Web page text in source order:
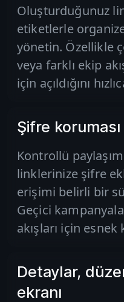
Oluşturduğunuz
etiketlerle
yönetin. Özellikle
veya farklı ekip
için açıldığını
Şifre koruması
Kontrollü
linklerinize şifre
erişimi belirli bir
Geçici
akışları için esnek
Detaylar,
ekranı